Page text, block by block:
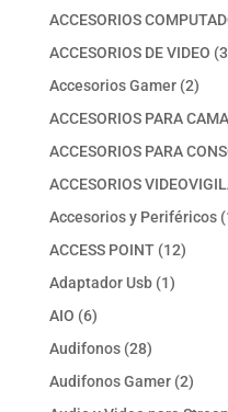
productos
ACCESORIOS
ACCESORIOS DE VIDEO 3
Accesorios Gamer 22
ACCESORIOS PARA
ACCESORIOS PARA
ACCESORIOS
Accesorios y Periféricos
ACCESS POINT 1212
Adaptador Usb 11
AIO 66
productos
Audifonos 2828
productos
Audifonos Gamer 22